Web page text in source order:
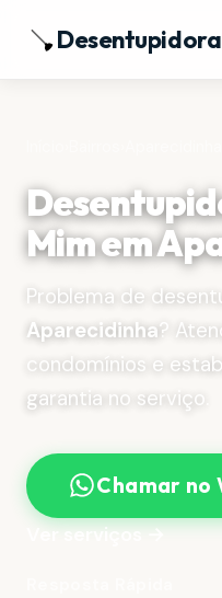
Desentupidora
Mim em
Problema de
Aparecidinha?
condomínios e
garantia no serviço.
Chamar no
Ver serviços →